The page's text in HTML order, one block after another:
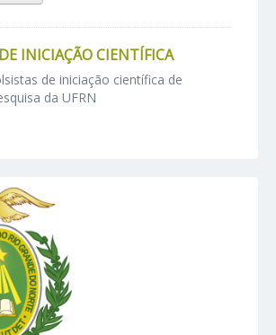
INICIAÇÃO CIENTÍFICA
de iniciação científica de
da UFRN